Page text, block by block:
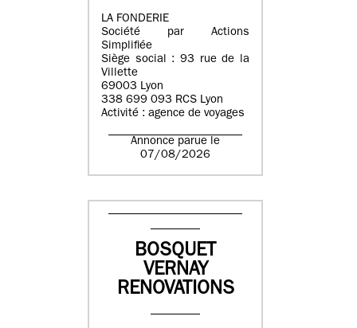
LA FONDERIE
Société par Actions
Simplifiée
Siège social : 93 rue de la
Villette
69003 Lyon
338 699 093 RCS Lyon
Activité : agence de voyages
Annonce parue le
07/08/2026
BOSQUET
VERNAY
RENOVATIONS